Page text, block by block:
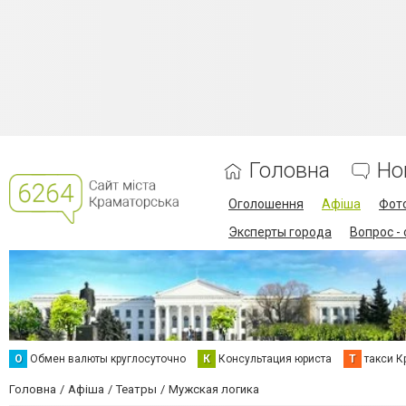
Головна
Оголошення Афіша
Эксперты города
Вопрос -
О Обмен валюты круглосуточно К Консультация юриста Т такси
Головна Афіша Театры Мужская логика